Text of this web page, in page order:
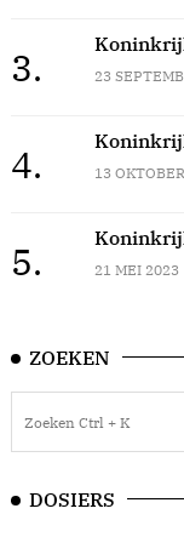
3. 23
4. 13
5. 21 MEI 2023
ZOEKEN
DOSIERS